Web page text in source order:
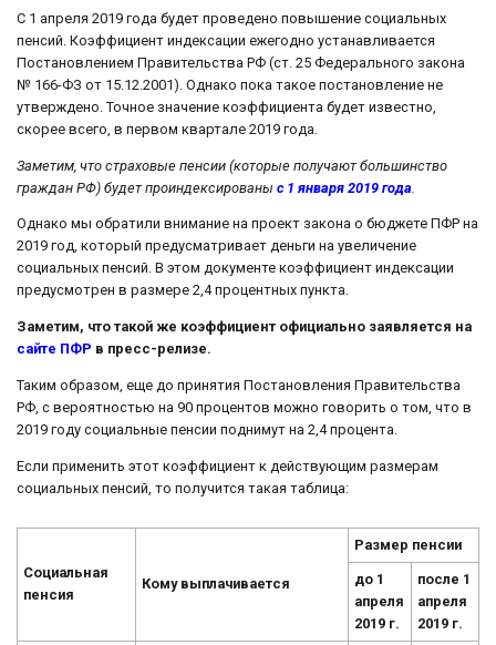
С 1 апреля 2019 года будет проведено повышение социальных
пенсий. Коэффициент индексации ежегодно устанавливается
Постановлением Правительства РФ (ст. 25 Федерального закона
№ 166-ФЗ от 15.12.2001). Однако пока такое постановление не
утверждено. Точное значение коэффициента будет известно,
скорее всего, в первом квартале 2019 года.
Заметим, что страховые пенсии (которые получают большинство
граждан РФ) будет проиндексированы с 1 января 2019 года
Однако мы обратили внимание на проект закона о бюджете ПФР на
2019 год, который предусматривает деньги на увеличение
социальных пенсий. В этом документе коэффициент индексации
предусмотрен в размере 2,4 процентных пункта.
Заметим, что такой же коэффициент официально заявляется на
сайте ПФР в пресс-релизе.
Таким образом, еще до принятия Постановления Правительства
РФ, с вероятностью на 90 процентов можно говорить о том, что в
2019 году социальные пенсии поднимут на 2,4 процента.
Если применить этот коэффициент к действующим размерам
социальных пенсий, то получится такая таблица:
Социальная
пенсия
Кому выплачивается
Размер пенсии
до 1
апреля
2019 г.
после 1
апреля
2019 г.